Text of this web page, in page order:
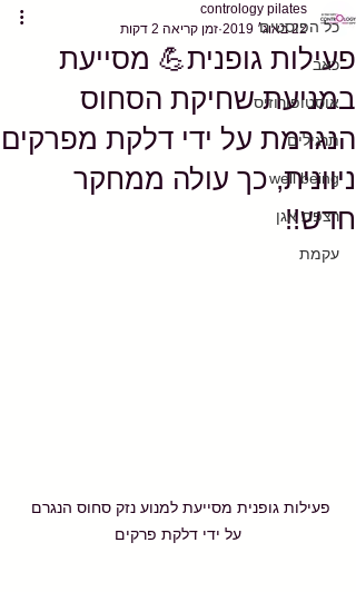
כל הפוסטים
כאב
אוסטופורוזיס
תרגילים
well being
רצפת אגן
עקמת
פעילות גופנית💪 מסייעת
במניעת שחיקת הסחוס
הנגרמת על ידי דלקת מפרקים
ניוונית, כך עולה ממחקר
חדש!!
contrology pilates
22 באוג׳ 2019
זמן קריאה 2 דקות
פעילות גופנית מסייעת למנוע נזק סחוס הנגרם
על ידי דלקת פרקים